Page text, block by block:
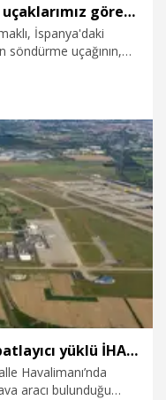
Bakan Yumaklı: İspanya'daki uçaklarımız görevini tamamlayıp ülkemize döndü
İspanya'daki
söndürme uçağının,
Almanya'da havalimanında patlayıcı yüklü İHA bulundu
Havalimanı’nda
aracı bulunduğu